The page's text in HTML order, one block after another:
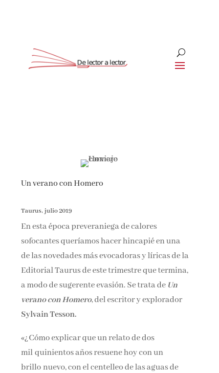
Un verano con Homero
Taurus, julio 2019
En esta época preveraniega de calores
sofocantes queríamos hacer hincapié en una
de las novedades más evocadoras y líricas de la
Editorial Taurus de este trimestre que termina,
a modo de sugerente evasión. Se trata de Un
verano con Homero, del escritor y explorador
Sylvain Tesson.
«¿Cómo explicar que un relato de dos
mil quinientos años resuene hoy con un
brillo nuevo, con el centelleo de las aguas de
Suscríbete
¡Suscríbete y No Te Pierdas
Nada!
Únete a nuestra comunidad de amantes de la
literatura y recibe las últimas noticias y
reseñas directamente en tu bandeja de entrada.
Nombre*